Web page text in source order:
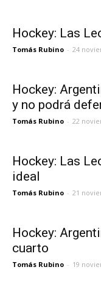
Hockey: Las
Tomás Rubino - 24
Hockey:
y no podrá
Tomás Rubino - 22
Hockey: Las
ideal
Tomás Rubino - 21
Hockey:
cuarto
Tomás Rubino - 19